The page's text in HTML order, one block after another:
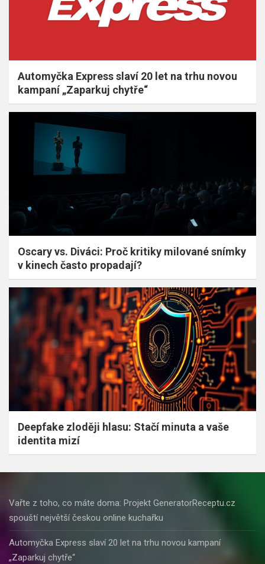
Automyčka Express slaví 20 let na trhu novou
kampaní „Zaparkuj chytře“
Oscary vs. Diváci: Proč kritiky milované snímky
v kinech často propadají?
Deepfake zloději hlasu: Stačí minuta a vaše
identita mizí
Vařte z toho, co máte doma: Projekt GeneratorReceptu.cz
spouští největší českou online kuchařku
Automyčka Express slaví 20 let na trhu novou kampaní
„Zaparkuj chytře“